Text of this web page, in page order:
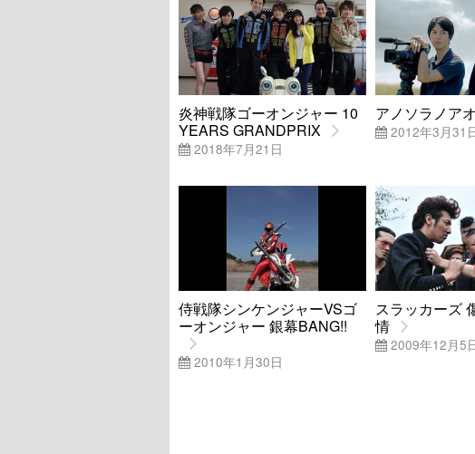
炎神戦隊ゴーオンジャー 10
YEARS GRANDPRIX
2018年7月21日
アノソラノアオ
2012年3月31
侍戦隊シンケンジャーVSゴ
ーオンジャー 銀幕BANG!!
2010年1月30日
スラッカーズ
情
2009年12月5